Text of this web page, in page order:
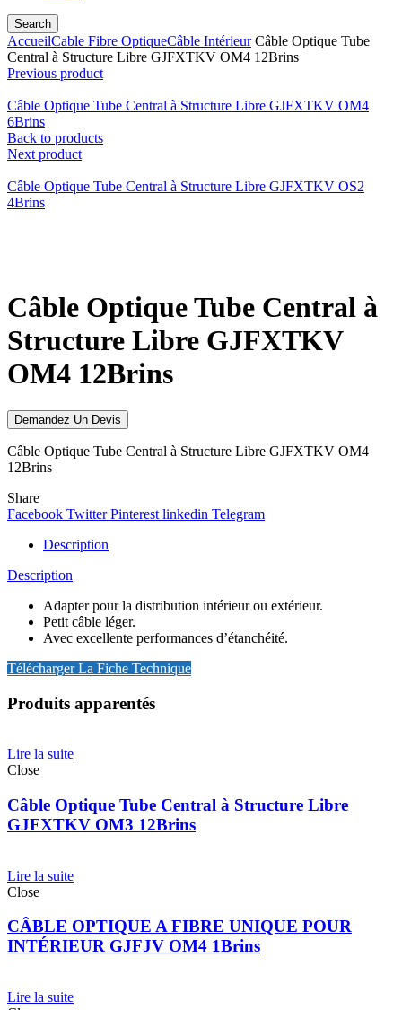
Search
AccueilCable Fibre OptiqueCâble IntérieurCâble Optique Tube
Central à Structure Libre GJFXTKV OM4 12Brins
Previous product
Câble Optique Tube Central à Structure Libre GJFXTKV OM4
6Brins
Back to products
Next product
Câble Optique Tube Central à Structure Libre GJFXTKV OS2
4Brins
Câble Optique Tube Central à
Structure Libre GJFXTKV
OM4 12Brins
Demandez Un Devis
Câble Optique Tube Central à Structure Libre GJFXTKV OM4
12Brins
Share
Facebook Twitter Pinterest linkedin Telegram
Description
Description
Adapter pour la distribution intérieur ou extérieur.
Petit câble léger.
Avec excellente performances d’étanchéité.
Télécharger La Fiche Technique
Produits apparentés
Lire la suite
Close
Câble Optique Tube Central à Structure Libre
GJFXTKV OM3 12Brins
Lire la suite
Close
CÂBLE OPTIQUE A FIBRE UNIQUE POUR
INTÉRIEUR GJFJV OM4 1Brins
Lire la suite